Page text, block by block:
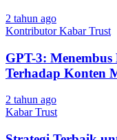
2 tahun ago
Kontributor Kabar Trust
GPT-3:
Terhadap Konten
2 tahun ago
Kabar Trust